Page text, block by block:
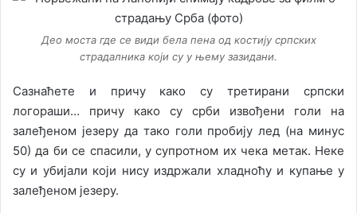
Део моста где се види бела пена од костију српских
страдалника који су у њему зазидани.
Сазнаћете и причу како су третирани српски
логораши… причу како су срби извођени голи на
залеђеном језеру да тако голи пробију лед (на минус
50) да би се спасили, у супротном их чека метак. Неке
су и убијали који нису издржали хладноћу и купање у
залеђеном језеру.